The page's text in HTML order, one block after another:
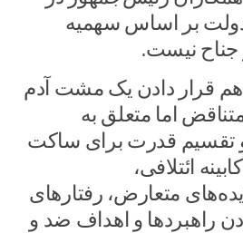
بر اساس سهمیه
جناح نیست.
هم قرار دادن یک مشت آدم
اما متعلق به
تقسیم قدرت برای ساکت
ائتلافی،
متعارض، رفتارهای
راهبردها و اهداف ضد و